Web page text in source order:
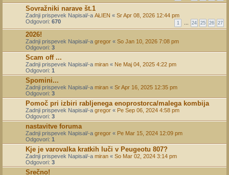
Sovražniki narave št.1
Zadnji prispevek Napisal/-a AŁIEN « Sr Apr 08, 2026 12:44 pm
Odgovori: 670 1 … 24 25 26 27
2026!
Zadnji prispevek Napisal/-a gregor « So Jan 10, 2026 7:08 pm
Odgovori: 3
Scam off ...
Zadnji prispevek Napisal/-a miran « Ne Maj 04, 2025 4:22 pm
Odgovori: 1
Spomini...
Zadnji prispevek Napisal/-a miran « Sr Apr 16, 2025 12:35 pm
Odgovori: 3
Pomoč pri izbiri rabljenega enoprostorca/malega kombija
Zadnji prispevek Napisal/-a gregor « Pe Sep 06, 2024 4:58 pm
Odgovori: 3
nastavitve foruma
Zadnji prispevek Napisal/-a gregor « Pe Mar 15, 2024 12:09 pm
Odgovori: 1
Kje je varovalka kratkih luči v Peugeotu 807?
Zadnji prispevek Napisal/-a miran « So Mar 02, 2024 3:14 pm
Odgovori: 3
Srečno!